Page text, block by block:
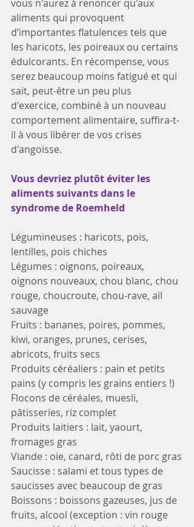
vous n'aurez à renoncer qu'aux
aliments qui provoquent
d’importantes flatulences tels que
les haricots, les poireaux ou certains
édulcorants. En récompense, vous
serez beaucoup moins fatigué et qui
sait, peut-être un peu plus
d'exercice, combiné à un nouveau
comportement alimentaire, suffira-t-
il à vous libérer de vos crises
d'angoisse.
Vous devriez plutôt éviter les
aliments suivants dans le
syndrome de Roemheld
Légumineuses : haricots, pois,
lentilles, pois chiches
Légumes : oignons, poireaux,
oignons nouveaux, chou blanc, chou
rouge, choucroute, chou-rave, ail
sauvage
Fruits : bananes, poires, pommes,
kiwi, oranges, prunes, cerises,
abricots, fruits secs
Produits céréaliers : pain et petits
pains (y compris les grains entiers !)
Flocons de céréales, muesli,
pâtisseries, riz complet
Produits laitiers : lait, yaourt,
fromages gras
Viande : oie, canard, rôti de porc gras
Saucisse : salami et tous types de
saucisses avec beaucoup de gras
Boissons : boissons gazeuses, jus de
fruits, alcool (exception : vin rouge